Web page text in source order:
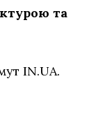
та
IN.UA.